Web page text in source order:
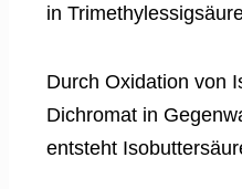
in
Durch Oxidation von
Dichromat in
entsteht